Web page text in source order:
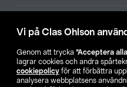
Vi på Clas Ohlson
Genom att trycka ”Acceptera
lagrar cookies och andra
cookiepolicy för att förbättra
analysera webbplatsens
SE